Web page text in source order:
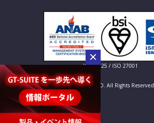
IS 826725 / ISO 27001
© IDAJ Co., LTD. All Rights Reserved.